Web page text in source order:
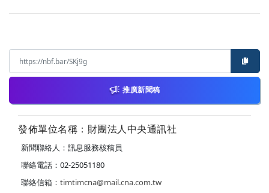
推廣新聞稿
發佈單位名稱：財團法人中央通訊社
新聞聯絡人：訊息服務核稿員
聯絡電話：02-25051180
聯絡信箱： timtimcna@mail.cna.com.tw